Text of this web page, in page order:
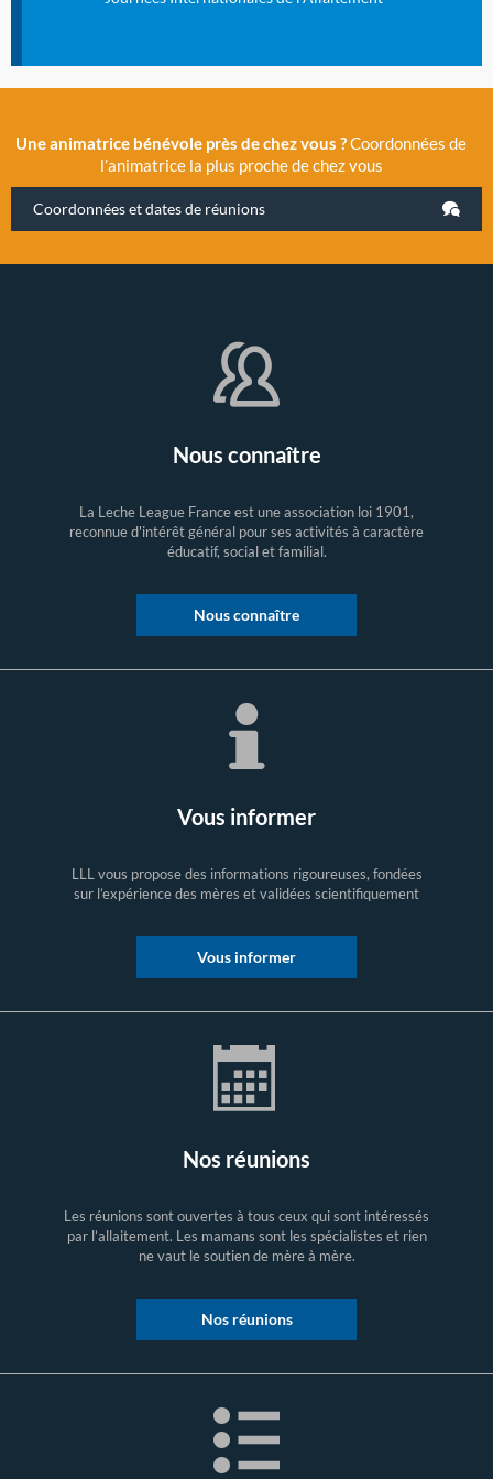
Une animatrice bénévole près de chez vous ?Coordonnées de
l’animatrice la plus proche de chez vous
Coordonnées et dates de réunions
Nous connaître
La Leche League France est une association loi 1901,
reconnue d'intérêt général pour ses activités à caractère
éducatif, social et familial.
Nous connaître
Vous informer
LLL vous propose des informations rigoureuses, fondées
sur l’expérience des mères et validées scientifiquement
Vous informer
Nos réunions
Les réunions sont ouvertes à tous ceux qui sont intéressés
par l’allaitement. Les mamans sont les spécialistes et rien
ne vaut le soutien de mère à mère.
Nos réunions